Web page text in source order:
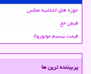
حوزه های انتخابیه مجلس
فیش حج
قیمت بیسیم موتورولا
پربیننده ترین ها